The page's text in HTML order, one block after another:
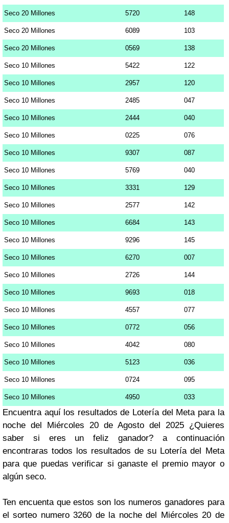
Seco 20 Millones 5720 148
Seco 20 Millones 6089 103
Seco 20 Millones 0569 138
Seco 10 Millones 5422 122
Seco 10 Millones 2957 120
Seco 10 Millones 2485 047
Seco 10 Millones 2444 040
Seco 10 Millones 0225 076
Seco 10 Millones 9307 087
Seco 10 Millones 5769 040
Seco 10 Millones 3331 129
Seco 10 Millones 2577 142
Seco 10 Millones 6684 143
Seco 10 Millones 9296 145
Seco 10 Millones 6270 007
Seco 10 Millones 2726 144
Seco 10 Millones 9693 018
Seco 10 Millones 4557 077
Seco 10 Millones 0772 056
Seco 10 Millones 4042 080
Seco 10 Millones 5123 036
Seco 10 Millones 0724 095
Seco 10 Millones 4950 033
Encuentra aquí los resultados de Lotería del Meta para la
noche del Miércoles 20 de Agosto del 2025 ¿Quieres
saber si eres un feliz ganador? a continuación
encontraras todos los resultados de su Lotería del Meta
para que puedas verificar si ganaste el premio mayor o
algún seco.
Ten encuenta que estos son los numeros ganadores para
el sorteo numero 3260 de la noche del Miércoles 20 de